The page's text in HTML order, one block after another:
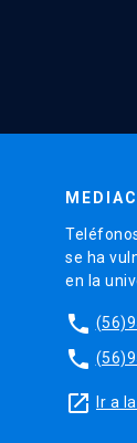
se ha
en la
phone
phone
launch Ir a